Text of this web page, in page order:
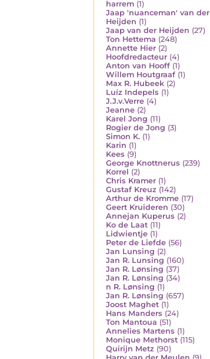
harrem (1)
Jaap 'nuanceman' van der
Heijden (1)
Jaap van der Heijden (27)
Ton Hettema (248)
Annette Hier (2)
Hoofdredacteur (4)
Anton van Hooff (1)
Willem Houtgraaf (1)
Max R. Hubeek (2)
Luíz Indepels (1)
J.J.v.Verre (4)
Jeanne (2)
Karel Jong (11)
Rogier de Jong (3)
Simon K. (1)
Karin (1)
Kees (9)
George Knottnerus (239)
Korrel (2)
Chris Kramer (1)
Gustaf Kreuz (142)
Arthur de Kromme (17)
Geert Kruideren (30)
Annejan Kuperus (2)
Ko de Laat (11)
Lidwientje (1)
Peter de Liefde (56)
Jan Lunsing (2)
Jan R. Lunsing (160)
Jan R. Lønsing (37)
Jan R. Lønsing (34)
n R. Lønsing (1)
Jan R. Lønsing (657)
Joost Maghet (1)
Hans Manders (24)
Ton Mantoua (51)
Annelies Martens (1)
Monique Methorst (115)
Quirijn Metz (90)